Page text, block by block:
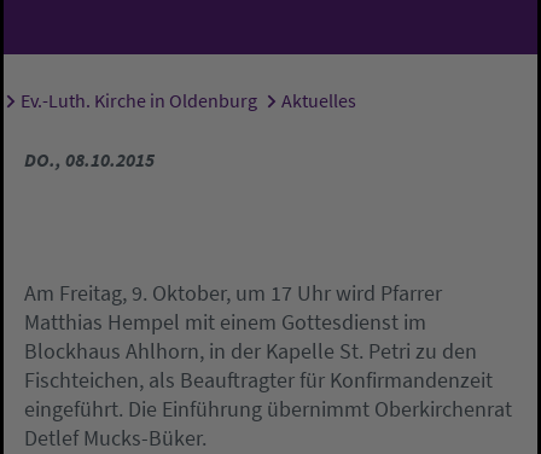
Sie sind hier:
Ev.-Luth. Kirche in Oldenburg Aktuelles
DO., 08.10.2015
Am Freitag, 9. Oktober, um 17 Uhr wird Pfarrer
Matthias Hempel mit einem Gottesdienst im
Blockhaus Ahlhorn, in der Kapelle St. Petri zu den
Fischteichen, als Beauftragter für Konfirmandenzeit
eingeführt. Die Einführung übernimmt Oberkirchenrat
Detlef Mucks-Büker.